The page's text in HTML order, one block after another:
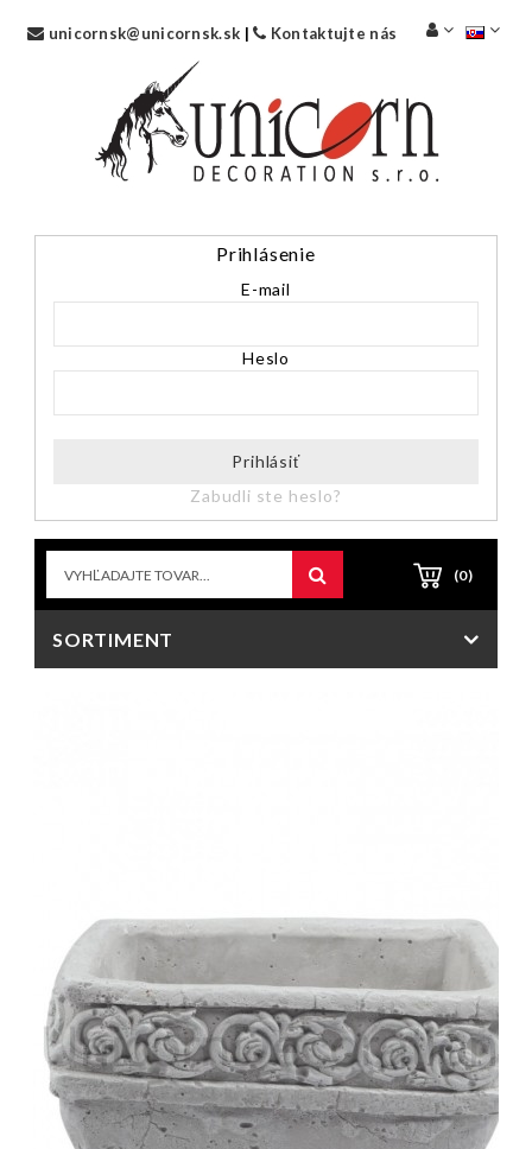
unicornsk@unicornsk.sk | Kontaktujte nás
Prihlásenie
E-mail
Heslo
Prihlásiť
Zabudli ste heslo?
(0)
SORTIMENT